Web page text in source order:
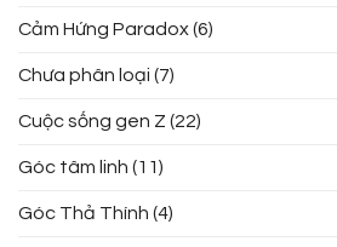
Cảm Hứng Paradox(6)
Chưa phân loại (7)
Cuộc sống gen Z (22)
Góc tâm linh (11)
Góc Thả Thính (4)